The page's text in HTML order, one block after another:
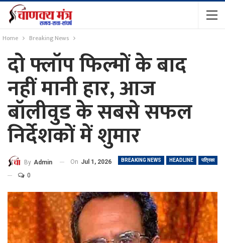
Home Breaking News
दो फ्लॉप फिल्मों के बाद
नहीं मानी हार, आज
बॉलीवुड के सबसे सफल
निर्देशकों में शुमार
BREAKING NEWS HEADLINE पत्रिका
By Admin On Jul 1, 2026
0